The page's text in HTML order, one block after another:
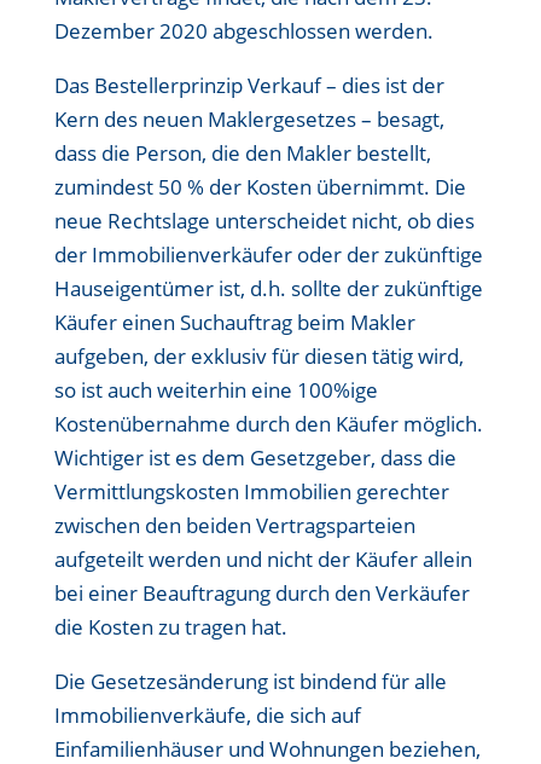
Dezember 2020 abgeschlossen werden.
Das Bestellerprinzip Verkauf – dies ist der
Kern des neuen Maklergesetzes – besagt,
dass die Person, die den Makler bestellt,
zumindest 50 % der Kosten übernimmt. Die
neue Rechtslage unterscheidet nicht, ob dies
der Immobilienverkäufer oder der zukünftige
Hauseigentümer ist, d.h. sollte der zukünftige
Käufer einen Suchauftrag beim Makler
aufgeben, der exklusiv für diesen tätig wird,
so ist auch weiterhin eine 100%ige
Kostenübernahme durch den Käufer möglich.
Wichtiger ist es dem Gesetzgeber, dass die
Vermittlungskosten Immobilien gerechter
zwischen den beiden Vertragsparteien
aufgeteilt werden und nicht der Käufer allein
bei einer Beauftragung durch den Verkäufer
die Kosten zu tragen hat.
Die Gesetzesänderung ist bindend für alle
Immobilienverkäufe, die sich auf
Einfamilienhäuser und Wohnungen beziehen,